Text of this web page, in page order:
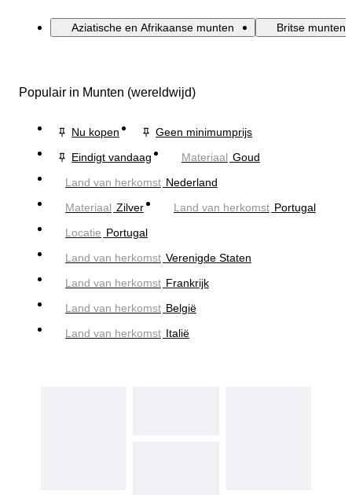
Aziatische en Afrikaanse munten Britse munten
Populair in Munten (wereldwijd)
Nu kopen
Geen minimumprijs
Eindigt vandaag
Materiaal Goud
Land van herkomst Nederland
Materiaal Zilver Land van herkomst Portugal
Locatie Portugal
Land van herkomst Verenigde Staten
Land van herkomst Frankrijk
Land van herkomst België
Land van herkomst Italië